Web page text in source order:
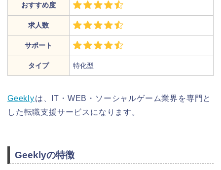
おすすめ度
求人数
サポート
タイプ 特化型
Geeklyは、IT・WEB・ソーシャルゲーム業界を専門と
した転職支援サービスになります。
Geeklyの特徴